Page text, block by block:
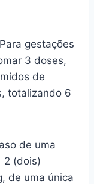
gestações
3 doses,
de
totalizando 6
de uma
2 (dois)
de uma única